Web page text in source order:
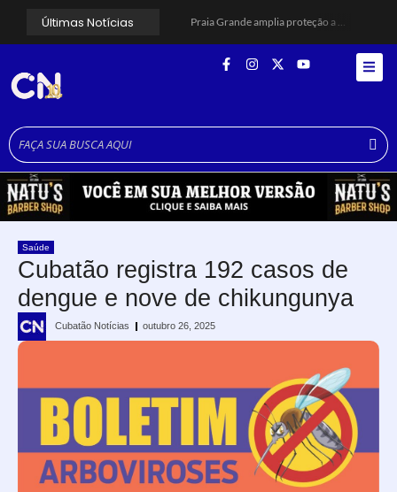
Últimas Notícias
Praia Grande amplia proteção a mulheres vítimas de violência e registra dezenas de prisões
Curso de Agentes Ambientais abre inscrições para formar multiplicadores de boas práticas em Cubatão
Santos avança com proposta para municipalizar manutenção das calçadas
Guarujá cria força-tarefa para enfrentar crise no abastecimento de água
Saúde
Cubatão registra 192 casos de
dengue e nove de chikungunya
Cubatão Notícias outubro 26, 2025